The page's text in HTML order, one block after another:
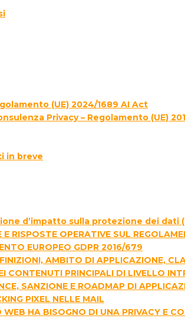
(UE) 2024/1689 AI Act
Privacy – Regolamento (UE)
in breve
d’impatto sulla protezione dei dati
E RISPOSTE OPERATIVE SUL
EUROPEO GDPR 2016/679
AMBITO DI APPLICAZIONE,
CONTENUTI PRINCIPALI DI LIVELLO
SANZIONE E ROADMAP DI
PIXEL NELLE MAIL
WEB HA BISOGNO DI UNA PRIVACY E